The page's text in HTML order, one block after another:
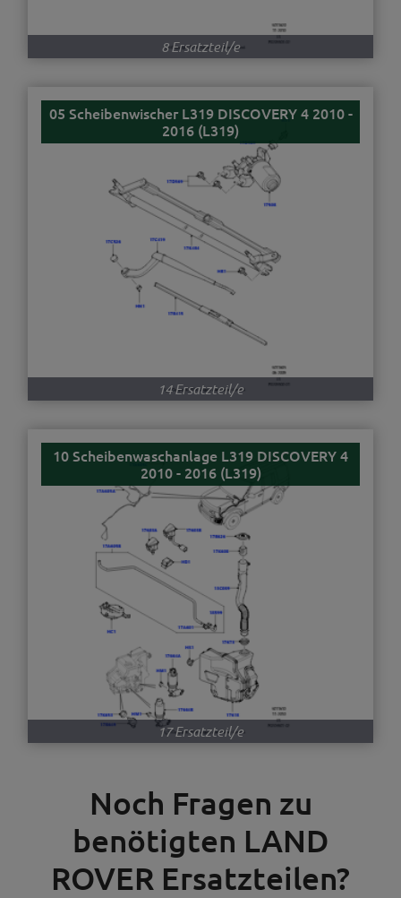
8 Ersatzteil/e
05 Scheibenwischer L319 DISCOVERY 4 2010 -
2016 (L319)
14 Ersatzteil/e
10 Scheibenwaschanlage L319 DISCOVERY 4
2010 - 2016 (L319)
17 Ersatzteil/e
Noch Fragen zu
benötigten LAND
ROVER Ersatzteilen?